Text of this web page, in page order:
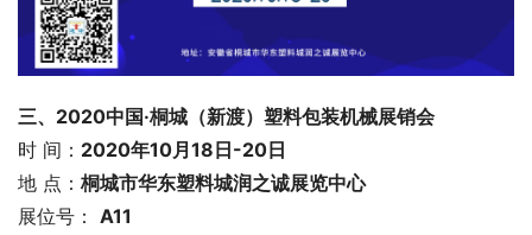
三、2020中国·桐城（新渡）塑料包装机械展销会
时 间： 2020年10月18日-20日
地 点： 桐城市华东塑料城润之诚展览中心
展位号： A11